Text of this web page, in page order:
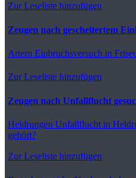
Zur Leseliste hinzufügen
Zeugen nach gescheitertem
Artern Einbruchsversuch in
Zur Leseliste hinzufügen
Zeugen nach Unfallflucht
Heldrungen Unfallflucht in
gehört?
Zur Leseliste hinzufügen